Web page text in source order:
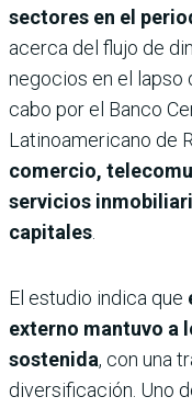
sectores en el
acerca del flujo de
negocios en el lapso
cabo por el Banco
Latinoamericano de
comercio,
servicios
capitales.
El estudio indica que
externo mantuvo a
sostenida, con una
diversificación. Uno